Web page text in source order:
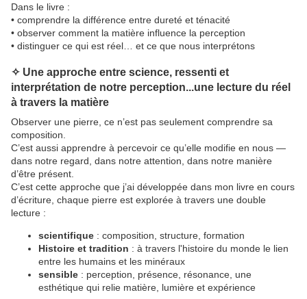
Dans le livre :
• comprendre la différence entre dureté et ténacité
• observer comment la matière influence la perception
• distinguer ce qui est réel… et ce que nous interprétons
✧ Une approche entre science, ressenti et
interprétation de notre perception...une lecture du réel
à travers la matière
Observer une pierre, ce n’est pas seulement comprendre sa
composition.
C’est aussi apprendre à percevoir ce qu’elle modifie en nous —
dans notre regard, dans notre attention, dans notre manière
d’être présent.
C’est cette approche que j’ai développée dans mon livre en cours
d’écriture , chaque pierre est explorée à travers une double
lecture :
scientifique : composition, structure, formation
Histoire et tradition : à travers l'histoire du monde le lien
entre les humains et les minéraux
sensible : perception, présence, résonance, une
esthétique qui relie matière, lumière et expérience